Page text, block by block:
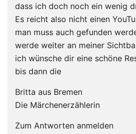
dass ich doch noch ein wenig
Es reicht also nicht einen
man muss auch gefunden
werde weiter an meiner
ich wünsche dir eine schöne
bis dann die
Britta aus Bremen
Die Märchenerzählerin
Zum Antworten anmelden